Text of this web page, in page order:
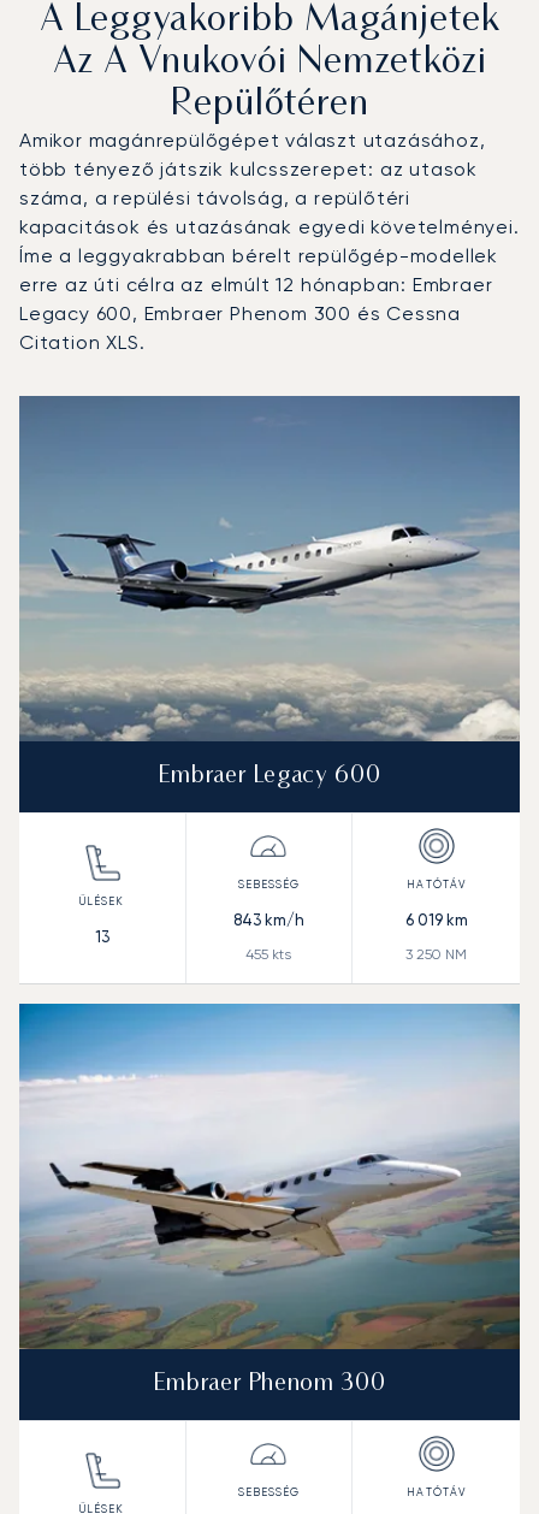
A Leggyakoribb Magánjetek
Az A Vnukovói Nemzetközi
Repülőtéren
Amikor magánrepülőgépet választ utazásához,
több tényező játszik kulcsszerepet: az utasok
száma, a repülési távolság, a repülőtéri
kapacitások és utazásának egyedi követelményei.
Íme a leggyakrabban bérelt repülőgép-modellek
erre az úti célra az elmúlt 12 hónapban: Embraer
Legacy 600, Embraer Phenom 300 és Cessna
Citation XLS.
Embraer Legacy 600
13
843km/h
455 kts
6 019km
3 250 NM
Embraer Phenom 300